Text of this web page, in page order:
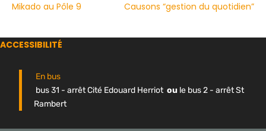
Mikado au Pôle 9 Causons “gestion du quotidien”
ACCESSIBILITÉ
En bus
bus 31 - arrêt Cité Edouard Herriot ou le bus 2 - arrêt St
Rambert